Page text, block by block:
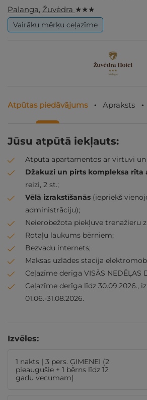
Palanga, Žuvėdra ★ ★ ★
Vairāku mērķu ceļazīme
Atpūtas piedāvājums Apraksts
Jūsu atpūtā iekļauts:
Atpūta apartamentos ar virtuvi un
Džakuzi un pirts kompleksa rīta
reizi, 2 st.;
Vēlā izrakstīšanās (iepriekš
administrāciju);
Neierobežota piekļuve trenažieru
Rotaļu laukums bērniem;
Bezvadu internets;
Maksas uzlādes stacija
Ceļazīme derīga VISĀS NEDĒĻAS
Ceļazīme derīga līdz 30.09.2026.,
01.06.-31.08.2026.
Izvēles:
1 nakts | 3 pers. ĢIMENEI (2
pieaugušie + 1 bērns līdz 12
gadu vecumam)